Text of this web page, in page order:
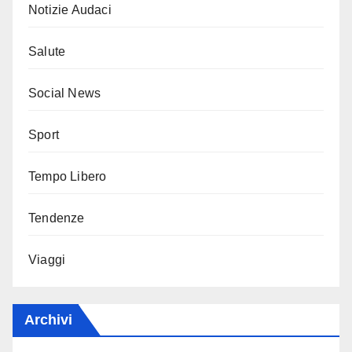
Notizie Audaci
Salute
Social News
Sport
Tempo Libero
Tendenze
Viaggi
Archivi